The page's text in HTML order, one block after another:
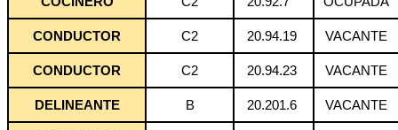
CONDUCTOR C2 20.94.19 VACANTE
CONDUCTOR C2 20.94.23 VACANTE
DELINEANTE B 20.201.6 VACANTE